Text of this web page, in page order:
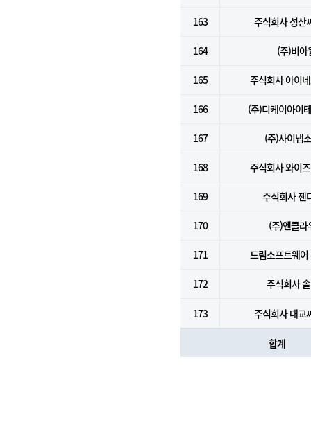
163 주식회사 성산
164 (주)비아
165 주식회사 아이
166 (주)디케이아이
167 (주)사이냅
168 주식회사 와이
169 주식회사 젠
170 (주)엔클라
171 드림소프트웨어
172 주식회사
173 주식회사 대교
합계